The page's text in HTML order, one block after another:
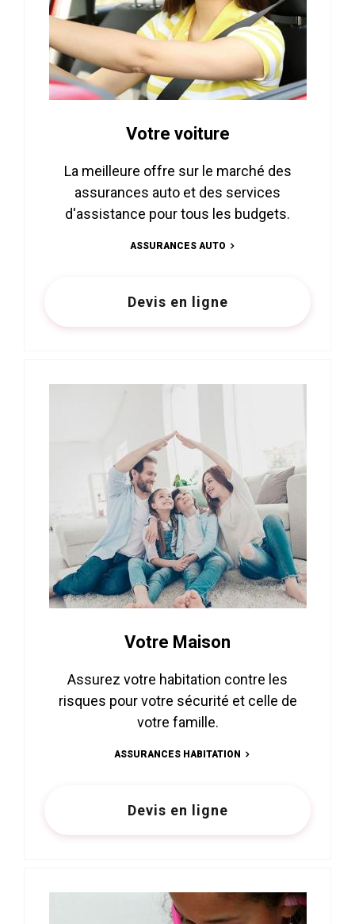
Votre voiture
La meilleure offre sur le marché des
assurances auto et des services
d'assistance pour tous les budgets.
ASSURANCES AUTO
Devis en ligne
Votre Maison
Assurez votre habitation contre les
risques pour votre sécurité et celle de
votre famille.
ASSURANCES HABITATION
Devis en ligne